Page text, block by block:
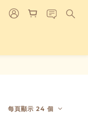
每頁顯示 24 個